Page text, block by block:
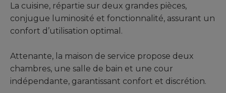
La cuisine, répartie sur deux grandes pièces,
conjugue luminosité et fonctionnalité, assurant un
confort d’utilisation optimal.
Attenante, la maison de service propose deux
chambres, une salle de bain et une cour
indépendante, garantissant confort et discrétion.